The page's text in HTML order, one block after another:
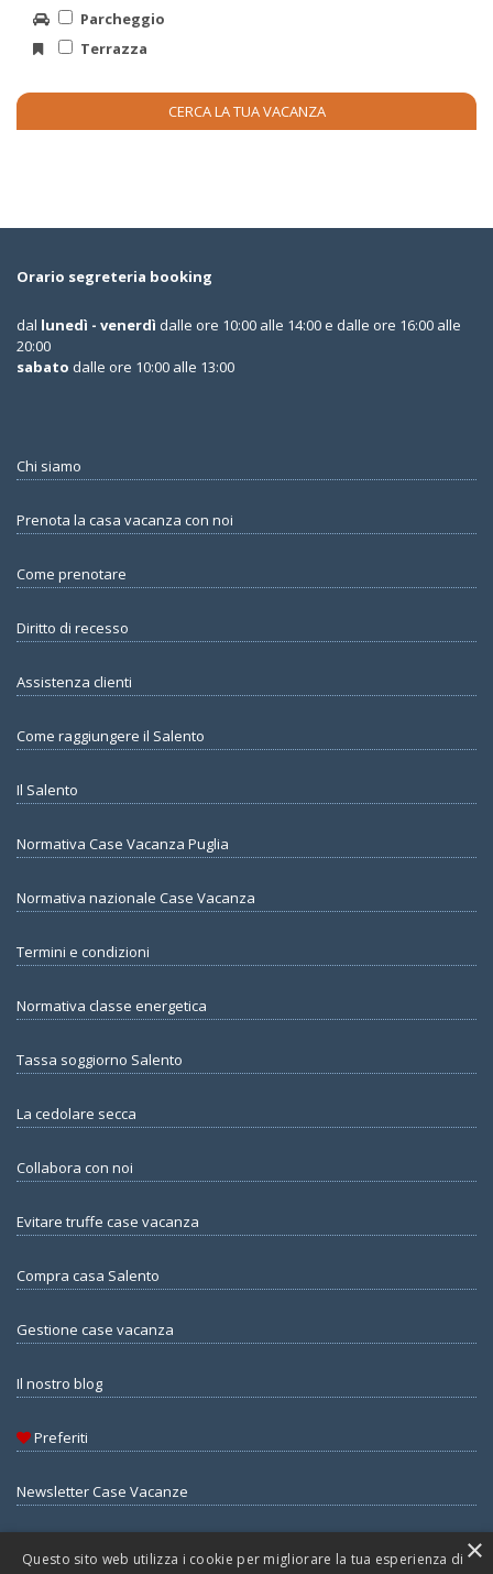
Parcheggio
Terrazza
Orario segreteria booking
dal lunedì - venerdì dalle ore 10:00 alle 14:00 e dalle ore 16:00 alle
20:00
sabato dalle ore 10:00 alle 13:00
Chi siamo
Prenota la casa vacanza con noi
Come prenotare
Diritto di recesso
Assistenza clienti
Come raggiungere il Salento
Il Salento
Normativa Case Vacanza Puglia
Normativa nazionale Case Vacanza
Termini e condizioni
Normativa classe energetica
Tassa soggiorno Salento
La cedolare secca
Collabora con noi
Evitare truffe case vacanza
Compra casa Salento
Gestione case vacanza
Il nostro blog
Preferiti
Newsletter Case Vacanze
×
Questo sito web utilizza i cookie per migliorare la tua esperienza di